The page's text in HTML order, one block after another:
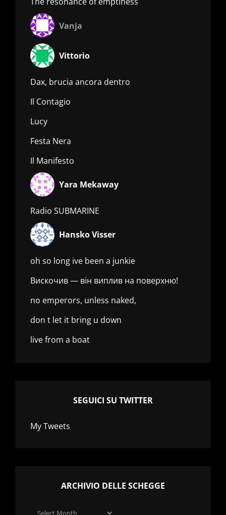
Vanja
Vittorio
Dax, brucia ancora dentro
Il Contagio
Lucy
Festa Nera
Il Manifesto
Yara Mekaway
Radio SUBMARINE
Hansko Visser
oh so long ive been a junkie
Вискочив — він виплив на поверхню!
no emperors, unless naked,
don t let it bring u down
live from a boat
SEGUICI SU TWITTER
My Tweets
ARCHIVIO DELLE SCHEGGE
Archivio